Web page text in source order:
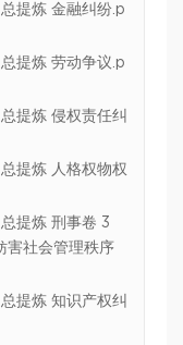
提炼 金融纠纷.p
提炼 劳动争议.p
提炼 侵权责任纠
提炼 人格权物权
提炼 刑事卷 3
害社会管理秩序
提炼 知识产权纠